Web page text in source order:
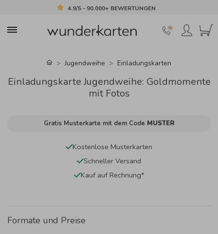
4.9/5 - 90.000+ BEWERTUNGEN
Jugendweihe Einladungskarten
Einladungskarte Jugendweihe: Goldmomente
mit Fotos
Gratis Musterkarte mit dem Code MUSTER
Kostenlose Musterkarten
Schneller Versand
Kauf auf Rechnung*
Formate und Preise